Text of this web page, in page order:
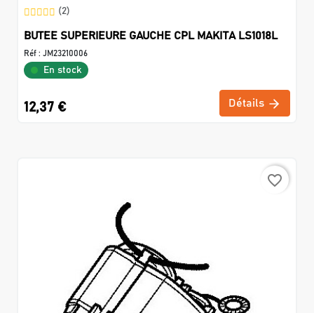
(2)
BUTEE SUPERIEURE GAUCHE CPL MAKITA LS1018L
Réf : JM23210006
En stock
12,37 € Détails
favorite_border